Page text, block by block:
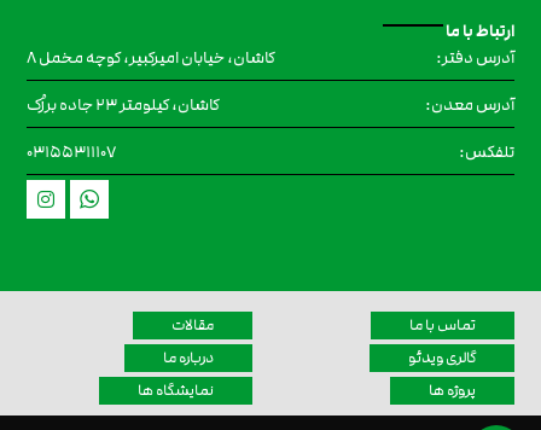
ارتباط با ما
آدرس دفتر:
کاشان، خیابان امیرکبیر، کوچه مخمل ۸
آدرس معدن:
کاشان، کیلومتر 23 جاده برزُک
تلفکس:
۰۳۱۵۵۳۱۱۱۰۷
مقالات
تماس با ما
درباره ما
گالری ویدئو
نمایشگاه ها
پروژه ها